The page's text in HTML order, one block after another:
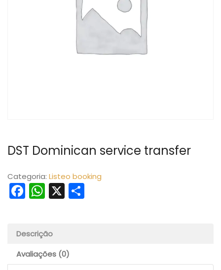
DST Dominican service transfer
Categoria: Listeo booking
Facebook
WhatsApp
X
Descrição
Avaliações (0)